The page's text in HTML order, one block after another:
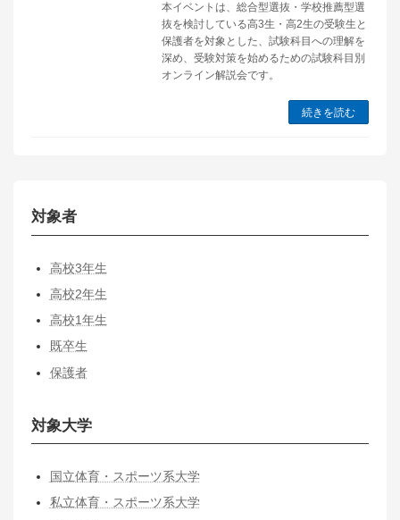
本イベントは、総合型選抜・学校推薦型選
抜を検討している高3生・高2生の受験生と
保護者を対象とした、試験科目への理解を
深め、受験対策を始めるための試験科目別
オンライン解説会です。
続きを読む
対象者
高校3年生
高校2年生
高校1年生
既卒生
保護者
対象大学
国立体育・スポーツ系大学
私立体育・スポーツ系大学